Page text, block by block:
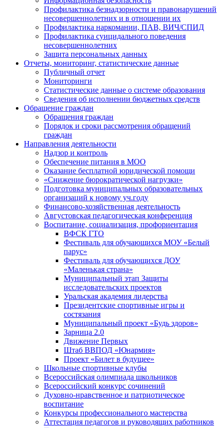
Профилактика безнадзорности и правонарушений
несовершеннолетних и в отношении их
Профилактика наркомании, ПАВ, ВИЧ/СПИД
Профилактика суицидального поведения
несовершеннолетних
Защита персональных данных
Отчеты, мониторинг, статистические данные
Публичный отчет
Мониторинги
Статистические данные о системе образования
Сведения об исполнении бюджетных средств
Обращение граждан
Обращения граждан
Порядок и сроки рассмотрения обращений
граждан
Направления деятельности
Надзор и контроль
Обеспечение питания в МОО
Оказание бесплатной юридической помощи
«Снижение бюрократической нагрузки»
Подготовка муниципальных образовательных
организаций к новому уч.году
Финансово-хозяйственная деятельность
Августовская педагогическая конференция
Воспитание, социализация, профориентация
ВФСК ГТО
Фестиваль для обучающихся МОУ «Белый
парус»
Фестиваль для обучающихся ДОУ
«Маленькая страна»
Муниципальный этап Защиты
исследовательских проектов
Уральская академия лидерства
Президентские спортивные игры и
состязания
Муниципальный проект «Будь здоров»
Зарница 2.0
Движение Первых
Штаб ВВПОД «Юнармия»
Проект «Билет в будущее»
Школьные спортивные клубы
Всероссийская олимпиада школьников
Всероссийский конкурс сочинений
Духовно-нравственное и патриотическое
воспитание
Конкурсы профессионального мастерства
Аттестация педагогов и руководящих работников